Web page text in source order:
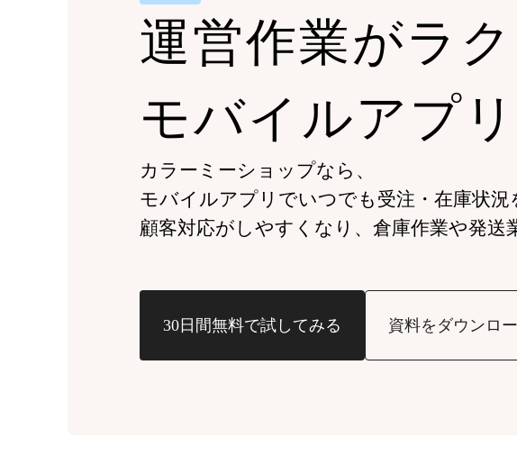
モバイルアプリ
複数店舗との連携
運営作業がラ
モバイルアプリ
カラーミーショップなら、
モバイルアプリでいつでも受注・在庫状況
顧客対応がしやすくなり、倉庫作業や発送
30日間無料で試してみる 資料をダウンロ